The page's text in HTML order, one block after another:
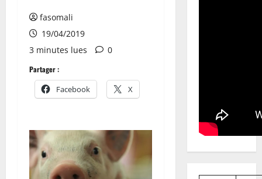
fasomali
19/04/2019
3 minutes lues
0
Partager :
Facebook X